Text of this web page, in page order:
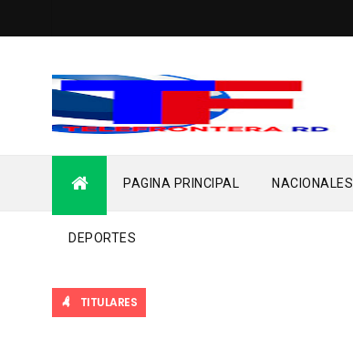
PAGINA PRINCIPAL NACIONALES
DEPORTES
TITULARES